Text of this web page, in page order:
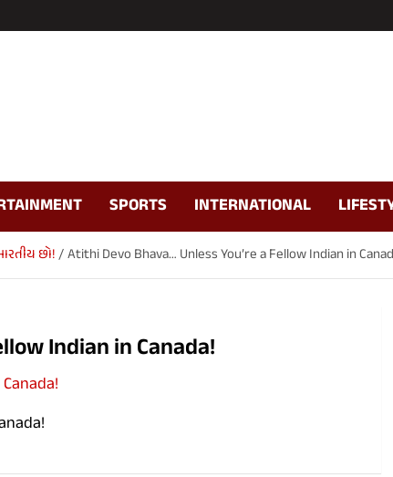
SPORTS INTERNATIONAL
છો! Atithi Devo Bhava… Unless You’re a Fellow Indian in
Indian in Canada!